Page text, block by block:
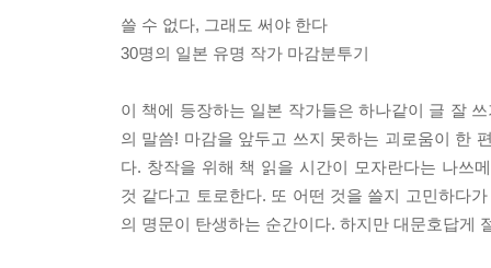
쓸 수 없다, 그래도 써야 한다
30명의 일본 유명 작가 마감분투기
이 책에 등장하는 일본 작가들은 하나같이 글 잘
의 말씀! 마감을 앞두고 쓰지 못하는 괴로움이 한
다. 창작을 위해 책 읽을 시간이 모자란다는 나쓰
것 같다고 토로한다. 또 어떤 것을 쓸지 고민하다
의 명문이 탄생하는 순간이다. 하지만 대문호답게